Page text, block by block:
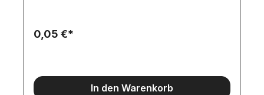
0,05 €*
In den Warenkorb